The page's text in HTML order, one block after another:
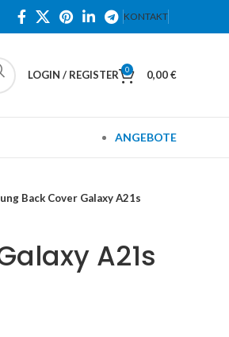
KONTAKT
LOGIN / REGISTER 0 0,00€
ANGEBOTE
Back Cover Galaxy A21s
A21s